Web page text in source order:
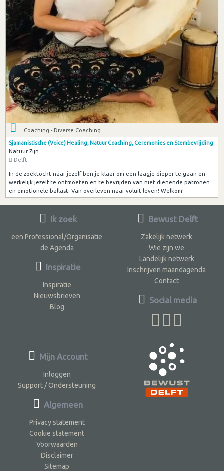
Coaching - Diverse Coaching
Sjamanistische (Voice) Healing, Natuur Coaching, Ceremonies en Stembevrijding
Natuur Zijn
Delft
In de zoektocht naar jezelf ben je klaar om een laagje dieper te gaan en
werkelijk jezelf te ontmoeten en te bevrijden van niet dienende patronen
en emotionele ballast. Van overleven naar voluit leven! Welkom!
Ik zoek
een Professional/Organisatie
de Agenda
Inspiratie
Inspiratie
Nieuwsbrieven
Blog
Bewust Delft
Zakelijk netwerk
Wie zijn we
Landelijk netwerk
Inschrijven maandagenda
Contact
Social media
Mijn Account
Inloggen
Support / Ondersteuning
Algemeen
Privacy statement
Cookie statement
Voorwaarden
Disclaimer
Sitemap